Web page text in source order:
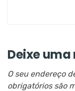
Deixe
O seu endereço
obrigatórios são